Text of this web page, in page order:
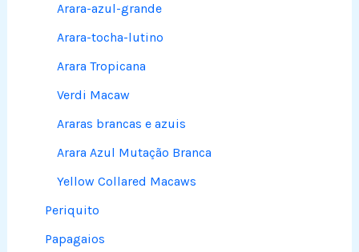
Arara-azul-grande
Arara-tocha-lutino
Arara Tropicana
Verdi Macaw
Araras brancas e azuis
Arara Azul Mutação Branca
Yellow Collared Macaws
Periquito
Papagaios